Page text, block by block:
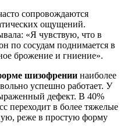
сопровождаются
ощущений.
«Я чувствую, что в
по сосудам поднимается в
брожение и гниение».
шизофрении наиболее
успешно работает. У
дефект. В 40%
переходит в более тяжелые
реже в простую форму